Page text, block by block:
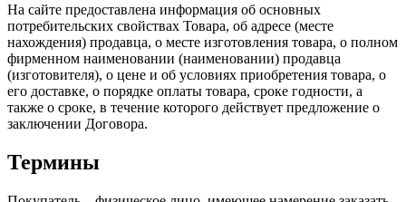
На сайте предоставлена информация об основных
потребительских свойствах Товара, об адресе (месте
нахождения) продавца, о месте изготовления товара, о полном
фирменном наименовании (наименовании) продавца
(изготовителя), о цене и об условиях приобретения товара, о
его доставке, о порядке оплаты товара, сроке годности, а
также о сроке, в течение которого действует предложение о
заключении Договора.
Термины